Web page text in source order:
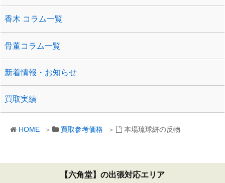
HOME 買取参考価格 本場琉球絣の反物
香木 コラム一覧
骨董コラム一覧
新着情報・お知らせ
買取実績
【六角堂】の出張対応エリア